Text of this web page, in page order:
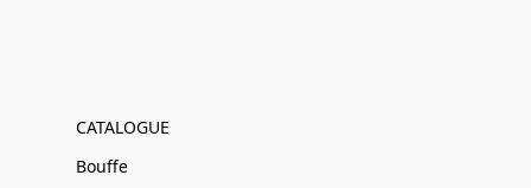
CATALOGUE
Bouffe